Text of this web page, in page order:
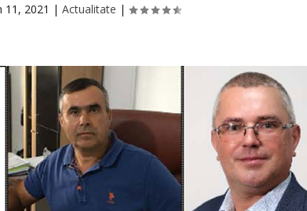
11, 2021 |Actualitate |